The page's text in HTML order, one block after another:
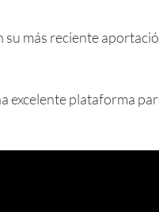
más reciente
excelente plataforma